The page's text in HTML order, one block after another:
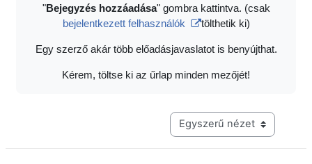
"Bejegyzés hozzáadása" gombra kattintva. (csak
bejelentkezett felhasználók
tölthetik ki)
Egy szerző akár több előadásjavaslatot is benyújthat.
Kérem, töltse ki az űrlap minden mezőjét!
Harmadik szintű navigáció